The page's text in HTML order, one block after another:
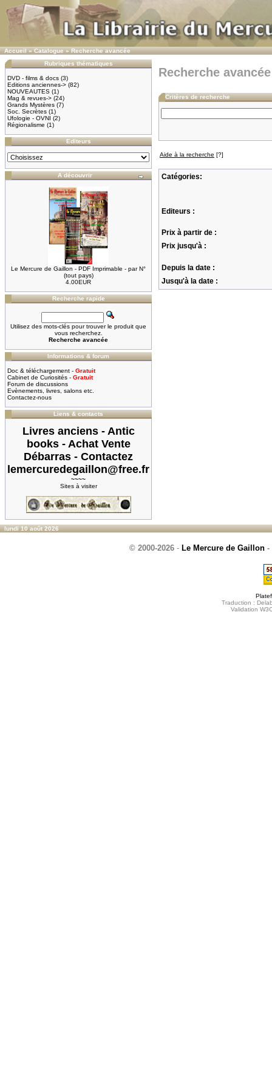
Accueil»Catalogue»Recherche avancée
Rubriques thématiques
DVD - films & docs (3)
Editions anciennes-> (82)
NOUVEAUTES (1)
Mag & revues-> (24)
Grands Mystères (7)
Soc. Secrètes (1)
Ufologie - OVNI (2)
Régionalisme (1)
Editeurs
A découvrir
Le Mercure de Gaillon - PDF Imprimable - par N°
(tout pays)
4.00EUR
Recherche rapide
Utilisez des mots-clés pour trouver le produit que
vous recherchez.
Recherche avancée
Informations & forum
Doc & téléchargement - Gratuit
Cabinet de Curiosités - Gratuit
Forum de discussions
Evènements, livres, salons etc.
Contactez-nous
Liens & contacts
Livres anciens - Antic
books - Achat Vente
Débarras - Contactez
lemercuredegaillon@free.fr
~~~~
Sites à visiter
Recherche avancée
Critères de recherche
Aide à la recherche [?]
Catégories:
Editeurs :
Prix à partir de :
Prix jusqu'à :
Depuis la date :
Jusqu'à la date :
lundi 10 août 2026
© 2000-2026 - Le Mercure de Gaillon -
Traduction :
Validation